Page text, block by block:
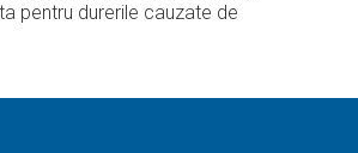
pentru durerile cauzate de